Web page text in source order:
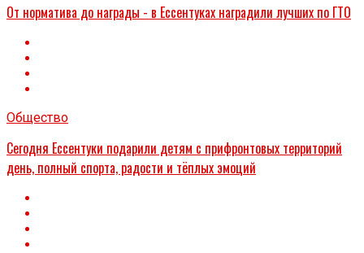
От норматива до награды - в Ессентуках наградили лучших по ГТО
Общество
Сегодня Ессентуки подарили детям с прифронтовых территорий
день, полный спорта, радости и тёплых эмоций